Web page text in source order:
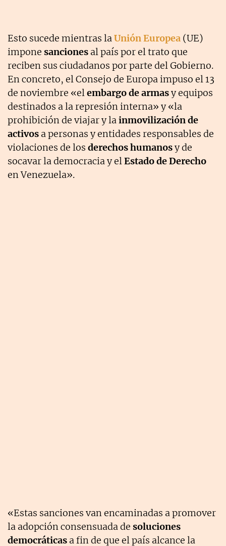
Esto sucede mientras laUnión Europea (UE)
impone sanciones al país por el trato que
reciben sus ciudadanos por parte del Gobierno.
En concreto, el Consejo de Europa impuso el 13
de noviembre «elembargo de armasy equipos
destinados a la represión interna» y «la
prohibición de viajar y lainmovilización de
activos a personas y entidades responsables de
violaciones de los derechos humanosy de
socavar la democracia y elEstado de Derecho
en Venezuela».
«Estas sanciones van encaminadas a promover
la adopción consensuada de soluciones
democráticas a fin de que el país alcance la